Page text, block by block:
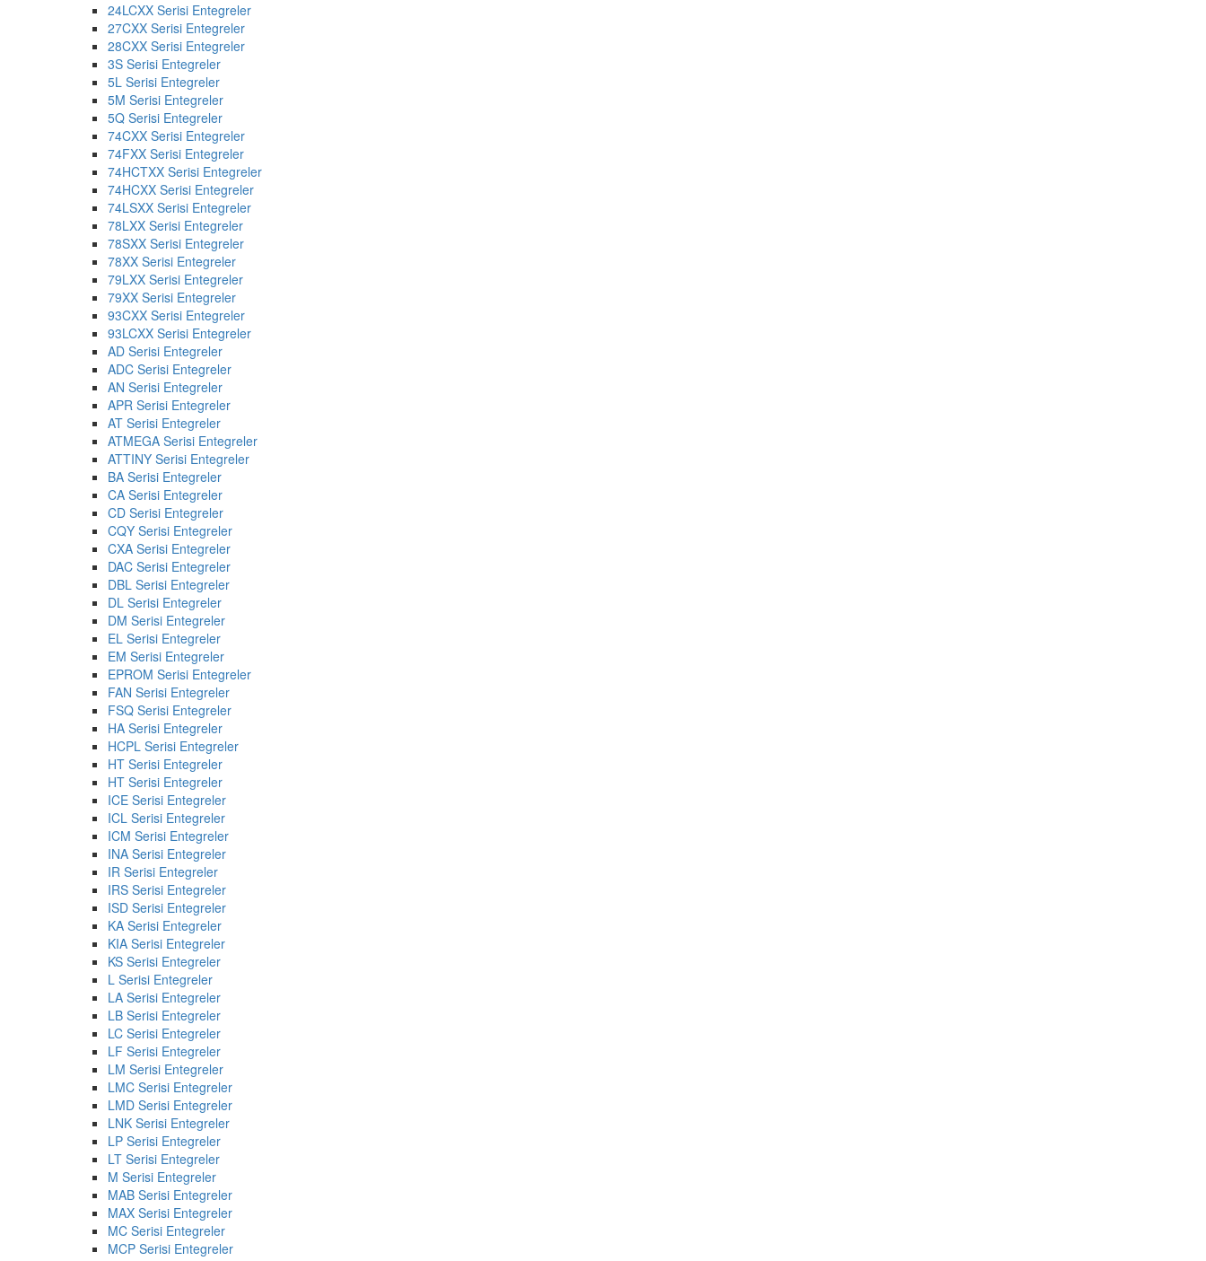
24LCXX Serisi Entegreler
27CXX Serisi Entegreler
28CXX Serisi Entegreler
3S Serisi Entegreler
5L Serisi Entegreler
5M Serisi Entegreler
5Q Serisi Entegreler
74CXX Serisi Entegreler
74FXX Serisi Entegreler
74HCTXX Serisi Entegreler
74HCXX Serisi Entegreler
74LSXX Serisi Entegreler
78LXX Serisi Entegreler
78SXX Serisi Entegreler
78XX Serisi Entegreler
79LXX Serisi Entegreler
79XX Serisi Entegreler
93CXX Serisi Entegreler
93LCXX Serisi Entegreler
AD Serisi Entegreler
ADC Serisi Entegreler
AN Serisi Entegreler
APR Serisi Entegreler
AT Serisi Entegreler
ATMEGA Serisi Entegreler
ATTINY Serisi Entegreler
BA Serisi Entegreler
CA Serisi Entegreler
CD Serisi Entegreler
CQY Serisi Entegreler
CXA Serisi Entegreler
DAC Serisi Entegreler
DBL Serisi Entegreler
DL Serisi Entegreler
DM Serisi Entegreler
EL Serisi Entegreler
EM Serisi Entegreler
EPROM Serisi Entegreler
FAN Serisi Entegreler
FSQ Serisi Entegreler
HA Serisi Entegreler
HCPL Serisi Entegreler
HT Serisi Entegreler
HT Serisi Entegreler
ICE Serisi Entegreler
ICL Serisi Entegreler
ICM Serisi Entegreler
INA Serisi Entegreler
IR Serisi Entegreler
IRS Serisi Entegreler
ISD Serisi Entegreler
KA Serisi Entegreler
KIA Serisi Entegreler
KS Serisi Entegreler
L Serisi Entegreler
LA Serisi Entegreler
LB Serisi Entegreler
LC Serisi Entegreler
LF Serisi Entegreler
LM Serisi Entegreler
LMC Serisi Entegreler
LMD Serisi Entegreler
LNK Serisi Entegreler
LP Serisi Entegreler
LT Serisi Entegreler
M Serisi Entegreler
MAB Serisi Entegreler
MAX Serisi Entegreler
MC Serisi Entegreler
MCP Serisi Entegreler